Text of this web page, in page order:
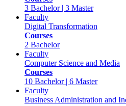
3 Bachelor | 3 Master
Faculty
Digital Transformation
Courses
2 Bachelor
Faculty
Computer Science and Media
Courses
10 Bachelor | 6 Master
Faculty
Business Administration and